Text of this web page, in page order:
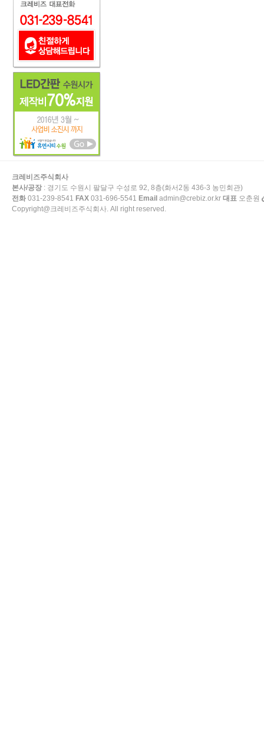
크레비즈주식회사
본사/공장 : 경기도 수원시 팔달구 수성로 92, 8층(화서2동 436-3 농민회관)
전화 031-239-8541 FAX 031-696-5541 Email admin@crebiz.or.kr 대표 오춘원
Copyright@크레비즈주식회사. All right reserved.